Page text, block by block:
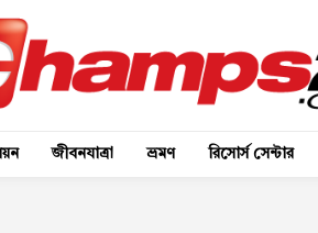
জীবনযাত্রা ভ্রমণ রিসোর্স সেন্টার